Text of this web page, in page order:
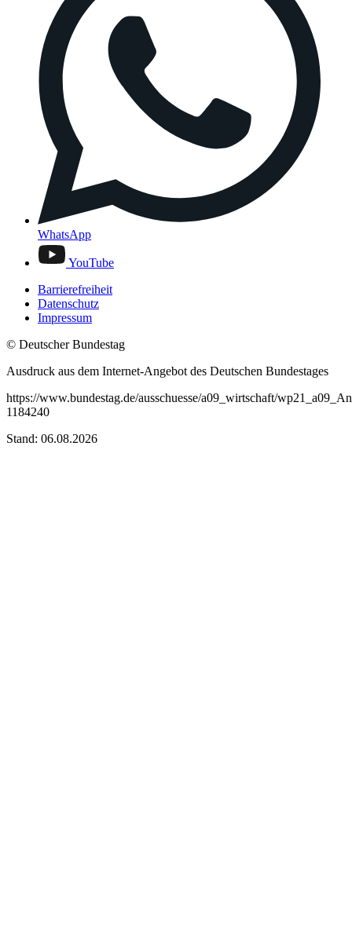
WhatsApp
YouTube
Barrierefreiheit
Datenschutz
Impressum
© Deutscher Bundestag
Ausdruck aus dem Internet-Angebot des Deutschen Bundestages
https://www.bundestag.de/ausschuesse/a09_wirtschaft/
1184240
Stand: 06.08.2026